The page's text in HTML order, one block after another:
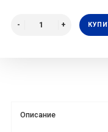
Описание